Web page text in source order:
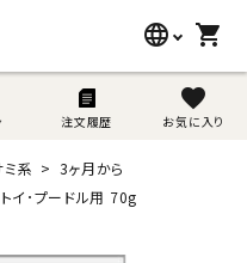
language shopping_cart
注文履歴
favorite
お気に入り
search
ミ系
3ヶ月から
イ･プードル用 70g